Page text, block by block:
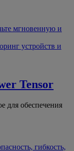
мгновенную и
устройств и
Tensor
для обеспечения
гибкость,